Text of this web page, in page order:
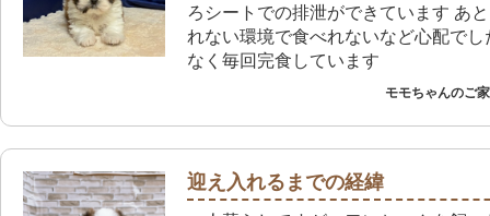
ろシートでの排泄ができています あ
れない環境で食べれないなど心配でし
なく毎回完食しています
モモちゃんのご
迎え入れるまでの経緯